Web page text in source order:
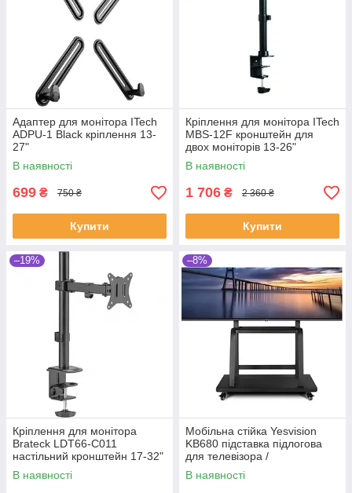
Адаптер для монітора ITech
ADPU-1 Black кріплення 13-
27"
В наявності
699 ₴ 750 ₴
Купити
Кріплення для монітора ITech
MBS-12F кронштейн для
двох моніторів 13-26"
В наявності
1 706 ₴ 2 360 ₴
Купити
–19%
Кріплення для монітора
Brateck LDT66-C011
настільний кронштейн 17-32"
В наявності
–8%
Мобільна стійка Yesvision
KB680 підставка підлогова
для телевізора /
інтерактивної панелі 50-86"
В наявності